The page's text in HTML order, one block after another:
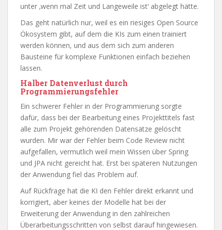
unter ‚wenn mal Zeit und Langeweile ist‘ abgelegt hätte.
Das geht natürlich nur, weil es ein riesiges Open Source
Ökosystem gibt, auf dem die KIs zum einen trainiert
werden können, und aus dem sich zum anderen
Bausteine für komplexe Funktionen einfach beziehen
lassen.
Halber Datenverlust durch
Programmierungsfehler
Ein schwerer Fehler in der Programmierung sorgte
dafür, dass bei der Bearbeitung eines Projekttitels fast
alle zum Projekt gehörenden Datensätze gelöscht
wurden. Mir war der Fehler beim Code Review nicht
aufgefallen, vermutlich weil mein Wissen über Spring
und JPA nicht gereicht hat. Erst bei späteren Nutzungen
der Anwendung fiel das Problem auf.
Auf Rückfrage hat die KI den Fehler direkt erkannt und
korrigiert, aber keines der Modelle hat bei der
Erweiterung der Anwendung in den zahlreichen
Überarbeitungsschritten von selbst darauf hingewiesen.